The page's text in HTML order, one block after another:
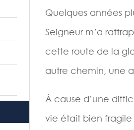
Quelques années
Seigneur m’a
cette route de la
autre chemin, une
À cause d’une
vie était bien fragile